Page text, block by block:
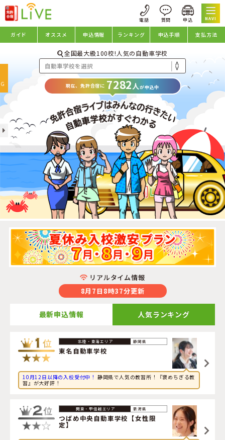
NAVI
ガイド オススメ 申込情報 ランキング 申込手順 支払方法
全国最大級100校!人気の自動車学校
現在、免許合宿に 7282 人が申込中
リアルタイム情報
8月7日8時37分更新
最新申込情報
2026年8月7日
旅行に興味のある社会人が三重県・
津ドライビングスクー
ルに申し込みました。
2026年8月6日
旅行に興味のある大学生が静岡県・遠鉄自動車学校 浜松
2026年8月6日
旅行に興味のある大学生が新潟県・
つばめ中央自動車学校
【女性限定】
人気ランキング
静岡県
東名自動車学校
10月12日以降の入校受付中！ 静岡県で人気の教習所！『褒めちぎる教
習』が大好評！
新潟県
つばめ中央自動車学校【女性限
定】